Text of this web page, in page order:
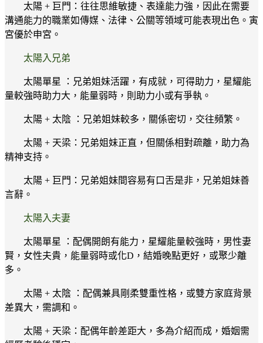
太陽 + 巨門：往往思維敏捷、表達能力強，因此在需要
溝通能力的職業如傳媒、法律、公關等領域可能表現出色。寅
宮優於申宮。
太陽入兄弟
太陽單星 ：兄弟姐妹活躍，有成就，可得助力，星耀能
量較強時助力大，能量弱時，則助力小或有爭執。
太陽 + 太陰 ：兄弟姐妹較多，關係密切，交往頻繁。
太陽 + 天梁：兄弟姐妹正直，但關係相對疏離，助力為
精神支持。
太陽 + 巨門：兄弟姐妹間容易有口舌是非，兄弟姐妹善
言辭。
太陽入夫妻
太陽單星 ：配偶開朗有能力，星耀能量較強時，男性妻
賢，女性夫貴，能量弱時或化D，結婚晚點更好，或聚少離
多。
太陽 + 太陰 ：配偶兼具剛柔雙重性格，或雙方家庭背景
差異大，需調和。
太陽 + 天梁：配偶年齡差距大，多為介紹而成，婚姻需